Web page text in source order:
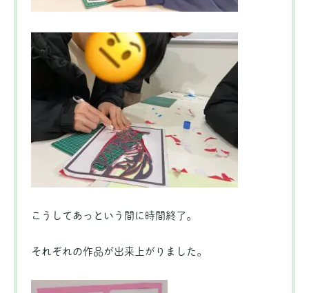
こうしてあっという間に時間終了。
それぞれの作品が出来上がりました。